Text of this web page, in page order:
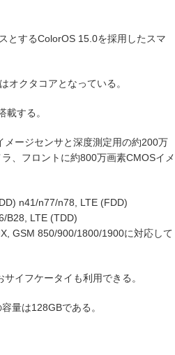
とするColorOS 15.0を採用したスマ
オクタコアとなっている。
する。
ージセンサと深度測定用の約200万
、フロントに約800万画素CMOSイメ
n41/n77/n78, LTE (FDD)
B28, LTE (TDD)
GSM 850/900/1800/1900に対応して
イフケータイも利用できる。
量は128GBである。